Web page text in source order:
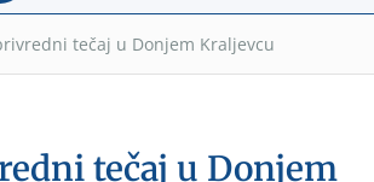
tečaj u Donjem Kraljevcu
tečaj u Donjem